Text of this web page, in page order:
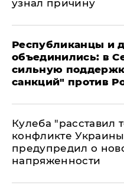
узнал причину
Республиканцы и
объединились: в
сильную
санкций" против
Кулеба "расставил
конфликте
предупредил о
напряженности